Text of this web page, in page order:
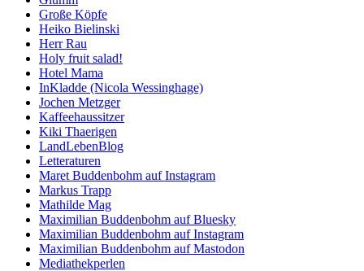
Große Köpfe
Heiko Bielinski
Herr Rau
Holy fruit salad!
Hotel Mama
InKladde (Nicola Wessinghage)
Jochen Metzger
Kaffeehaussitzer
Kiki Thaerigen
LandLebenBlog
Letteraturen
Maret Buddenbohm auf Instagram
Markus Trapp
Mathilde Mag
Maximilian Buddenbohm auf Bluesky
Maximilian Buddenbohm auf Instagram
Maximilian Buddenbohm auf Mastodon
Mediathekperlen